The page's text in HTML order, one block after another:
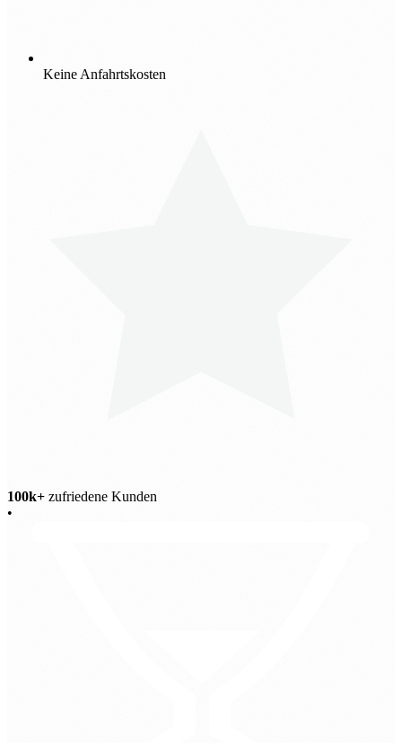
Keine Anfahrtskosten
100k+ zufriedene Kunden
•